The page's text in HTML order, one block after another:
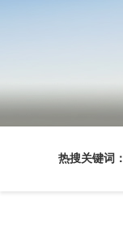
热搜关键词：